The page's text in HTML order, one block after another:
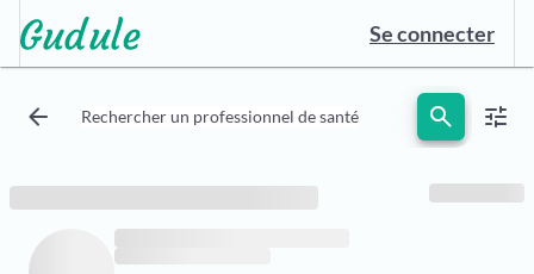
Se connecter
arrow_back Rechercher un professionnel de santé search tune